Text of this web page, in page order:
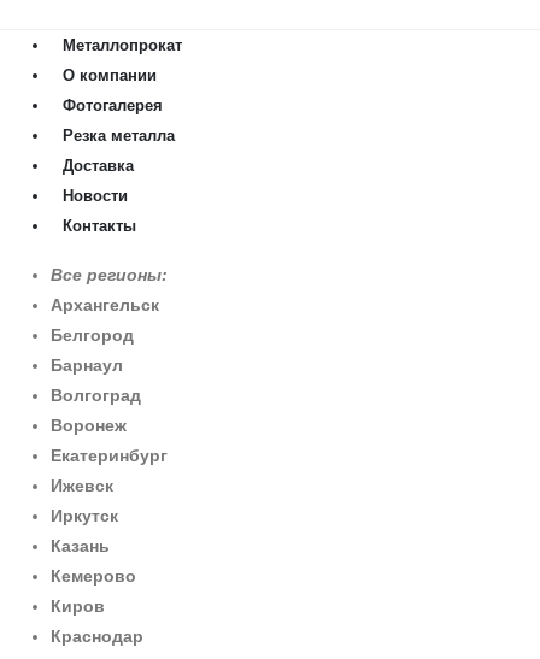
Металлопрокат
О компании
Фотогалерея
Резка металла
Доставка
Новости
Контакты
Все регионы:
Архангельск
Белгород
Барнаул
Волгоград
Воронеж
Екатеринбург
Ижевск
Иркутск
Казань
Кемерово
Киров
Краснодар